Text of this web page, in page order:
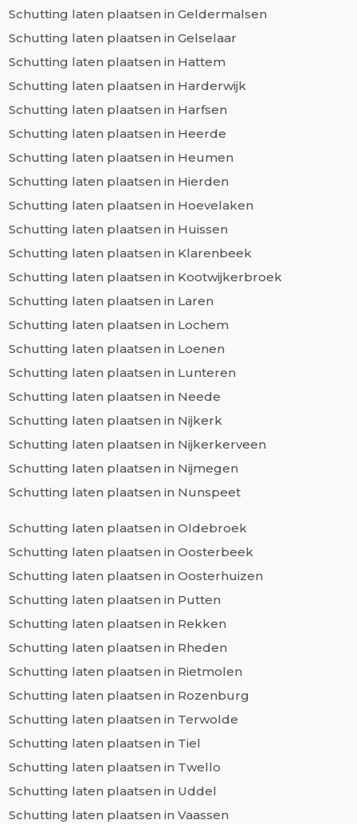
Schutting laten plaatsen in Geldermalsen
Schutting laten plaatsen in Gelselaar
Schutting laten plaatsen in Hattem
Schutting laten plaatsen in Harderwijk
Schutting laten plaatsen in Harfsen
Schutting laten plaatsen in Heerde
Schutting laten plaatsen in Heumen
Schutting laten plaatsen in Hierden
Schutting laten plaatsen in Hoevelaken
Schutting laten plaatsen in Huissen
Schutting laten plaatsen in Klarenbeek
Schutting laten plaatsen in Kootwijkerbroek
Schutting laten plaatsen in Laren
Schutting laten plaatsen in Lochem
Schutting laten plaatsen in Loenen
Schutting laten plaatsen in Lunteren
Schutting laten plaatsen in Neede
Schutting laten plaatsen in Nijkerk
Schutting laten plaatsen in Nijkerkerveen
Schutting laten plaatsen in Nijmegen
Schutting laten plaatsen in Nunspeet
Schutting laten plaatsen in Oldebroek
Schutting laten plaatsen in Oosterbeek
Schutting laten plaatsen in Oosterhuizen
Schutting laten plaatsen in Putten
Schutting laten plaatsen in Rekken
Schutting laten plaatsen in Rheden
Schutting laten plaatsen in Rietmolen
Schutting laten plaatsen in Rozenburg
Schutting laten plaatsen in Terwolde
Schutting laten plaatsen in Tiel
Schutting laten plaatsen in Twello
Schutting laten plaatsen in Uddel
Schutting laten plaatsen in Vaassen